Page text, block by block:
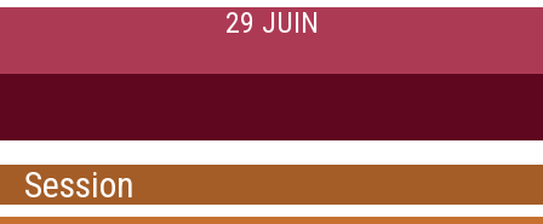
29 JUIN
Session